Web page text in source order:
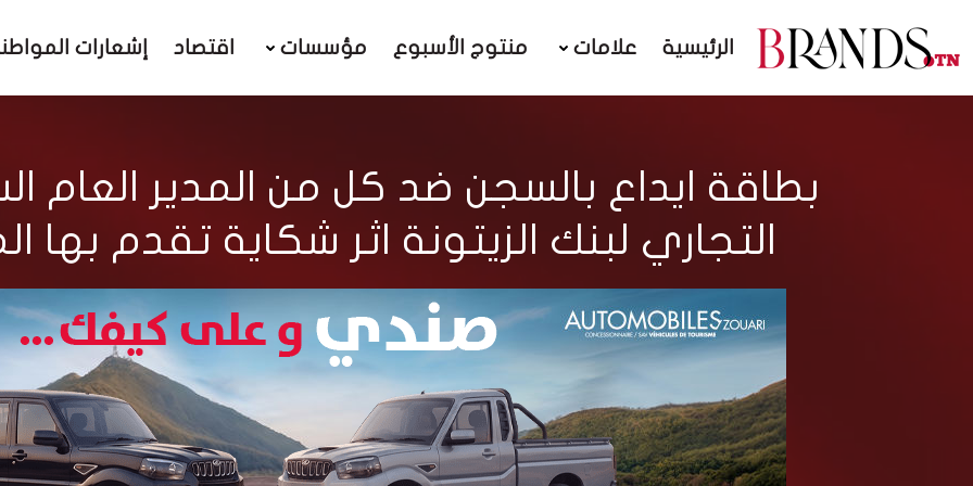
الرئيسية علامات منتوج الأسبوع مؤسسات اقتصاد إشعارات
بطاقة ايداع بالسجن ضد كل من المدير العام
التجاري لبنك الزيتونة اثر شكاية تقدم بها